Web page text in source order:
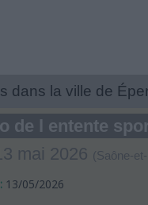
dans la ville de
de l entente
mai 2026 (Saône-
13/05/2026